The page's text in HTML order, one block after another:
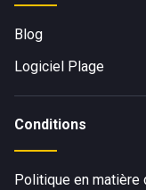
Blog
Logiciel Plage
Conditions
Politique en matière